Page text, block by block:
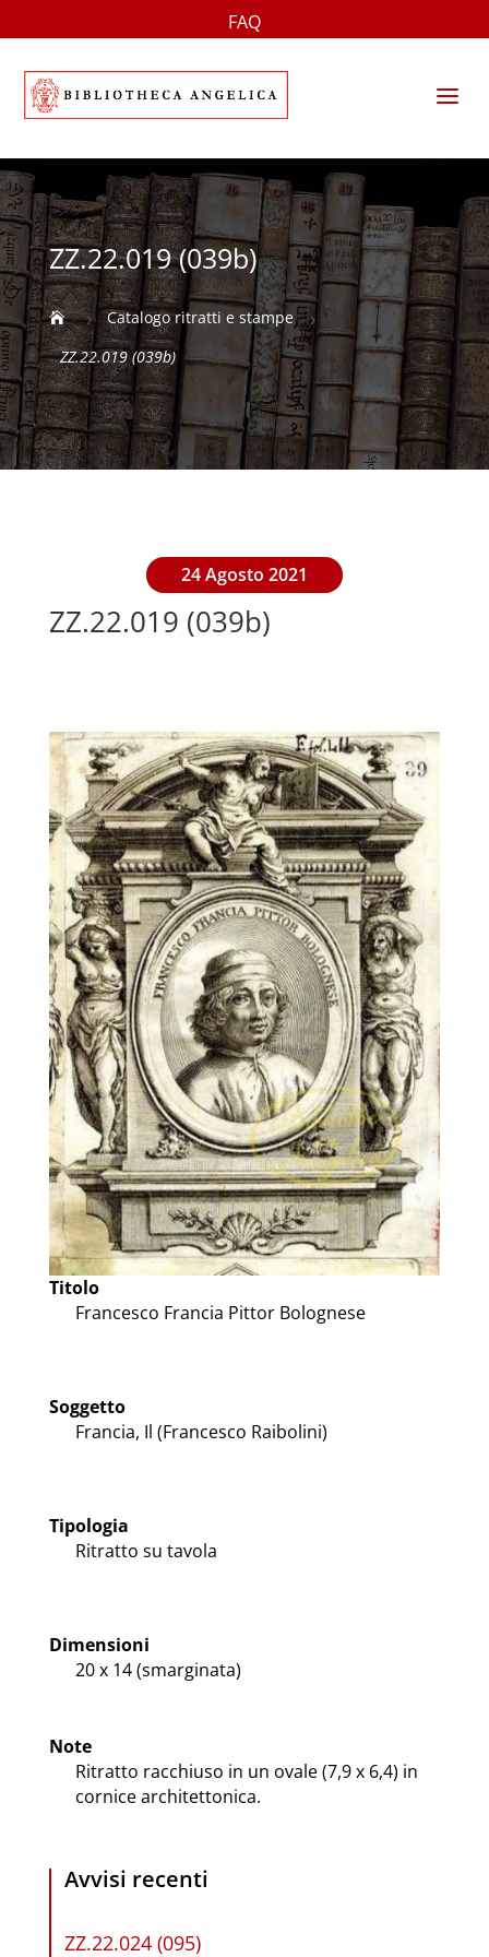
FAQ
a
ZZ.22.019 (039b)
 5 Catalogo ritratti e stampe 5
ZZ.22.019 (039b)
24 Agosto 2021
ZZ.22.019 (039b)
Titolo
Francesco Francia Pittor Bolognese
Soggetto
Francia, Il (Francesco Raibolini)
Tipologia
Ritratto su tavola
Dimensioni
20 x 14 (smarginata)
Note
Ritratto racchiuso in un ovale (7,9 x 6,4) in
cornice architettonica.
Avvisi recenti
ZZ.22.024 (095)